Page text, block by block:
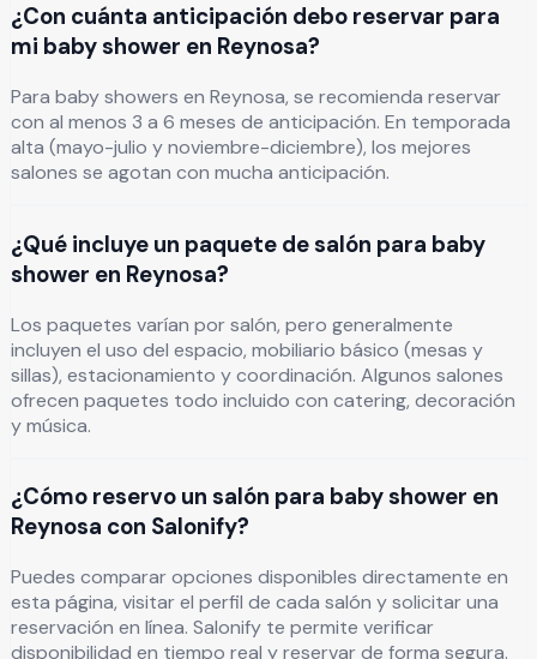
¿Con cuánta anticipación debo reservar para
mi baby shower en Reynosa?
Para baby showers en Reynosa, se recomienda reservar
con al menos 3 a 6 meses de anticipación. En temporada
alta (mayo-julio y noviembre-diciembre), los mejores
salones se agotan con mucha anticipación.
¿Qué incluye un paquete de salón para baby
shower en Reynosa?
Los paquetes varían por salón, pero generalmente
incluyen el uso del espacio, mobiliario básico (mesas y
sillas), estacionamiento y coordinación. Algunos salones
ofrecen paquetes todo incluido con catering, decoración
y música.
¿Cómo reservo un salón para baby shower en
Reynosa con Salonify?
Puedes comparar opciones disponibles directamente en
esta página, visitar el perfil de cada salón y solicitar una
reservación en línea. Salonify te permite verificar
disponibilidad en tiempo real y reservar de forma segura.